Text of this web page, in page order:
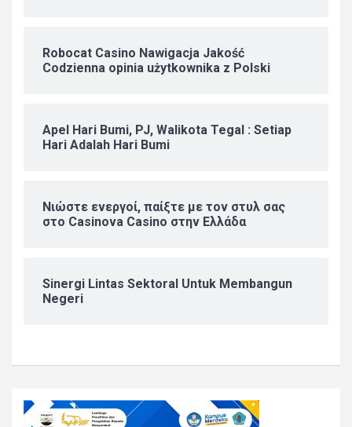
Robocat Casino Nawigacja Jakość
Codzienna opinia użytkownika z Polski
Apel Hari Bumi, PJ, Walikota Tegal : Setiap
Hari Adalah Hari Bumi
Νιώστε ενεργοί, παίξτε με τον στυλ σας
στο Casinova Casino στην Ελλάδα
Sinergi Lintas Sektoral Untuk Membangun
Negeri